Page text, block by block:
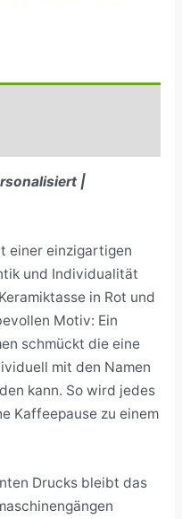
|
einer einzigartigen
und Individualität
in Rot und
Motiv: Ein
schmückt die eine
mit den Namen
kann. So wird jedes
Kaffeepause zu einem
Drucks bleibt das